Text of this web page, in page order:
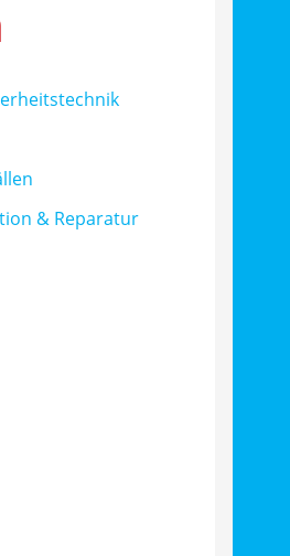
& Reparatur